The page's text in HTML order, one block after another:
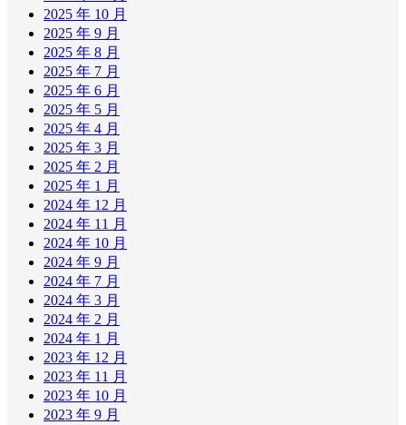
2025 年 10 月
2025 年 9 月
2025 年 8 月
2025 年 7 月
2025 年 6 月
2025 年 5 月
2025 年 4 月
2025 年 3 月
2025 年 2 月
2025 年 1 月
2024 年 12 月
2024 年 11 月
2024 年 10 月
2024 年 9 月
2024 年 7 月
2024 年 3 月
2024 年 2 月
2024 年 1 月
2023 年 12 月
2023 年 11 月
2023 年 10 月
2023 年 9 月